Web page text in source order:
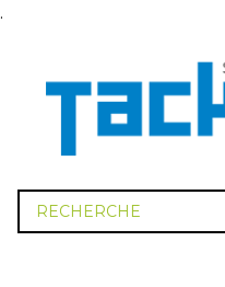
.
Recherche
de
produits